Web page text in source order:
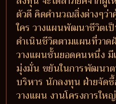
ตัวดี คิดคำนวณสิ่งต่างๆว่
ใคร วางแผนพัฒนาชีวิตเ
ดำเนินชีวิตตามแผนที่วาด
วางแผนชั้นยอดคนหนึ่ง มี
มุ่งมั่น ขยันในการพัฒนาต
บริหาร นักลงทุน ฝ่ายจัดซื้
วางแผน งานโครงการให